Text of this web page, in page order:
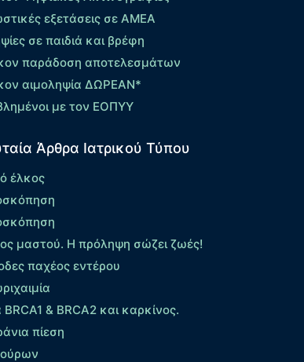
εξετάσεις σε ΑΜΕΑ
σε παιδιά και βρέφη
παράδοση αποτελεσμάτων
αιμοληψία ΔΩΡΕΑΝ*
με τον ΕΟΠΥΥ
Άρθρα Ιατρικού Τύπου
έλκος
μαστού. Η πρόληψη σώζει ζωές!
παχέος εντέρου
BRCA1 & BRCA2 και καρκίνος.
πίεση
ούρων